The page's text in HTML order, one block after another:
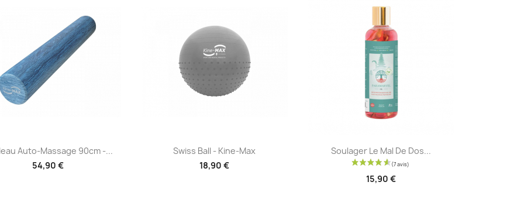
Aperçu rapide
Auto-Massage 90cm -...
54,90 €
Aperçu rapide
Swiss Ball - Kine-Max
18,90 €
Aperçu rapide
Soulager Le Mal De Dos...
15,90 €